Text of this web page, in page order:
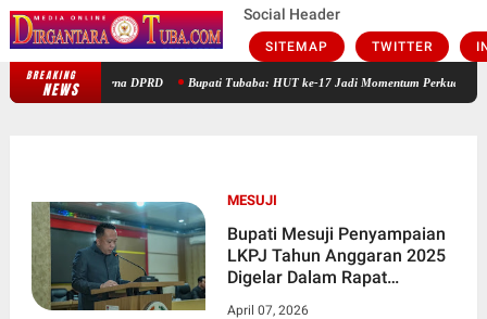
Social Header
SITEMAP TWITTER
BREAKING
NEWS Bupati Tubaba: HUT ke-17 Jadi Momentum Perkuat Sinergi dan
MESUJI
Bupati Mesuji Penyampaian
LKPJ Tahun Anggaran 2025
Digelar Dalam Rapat
April 07, 2026